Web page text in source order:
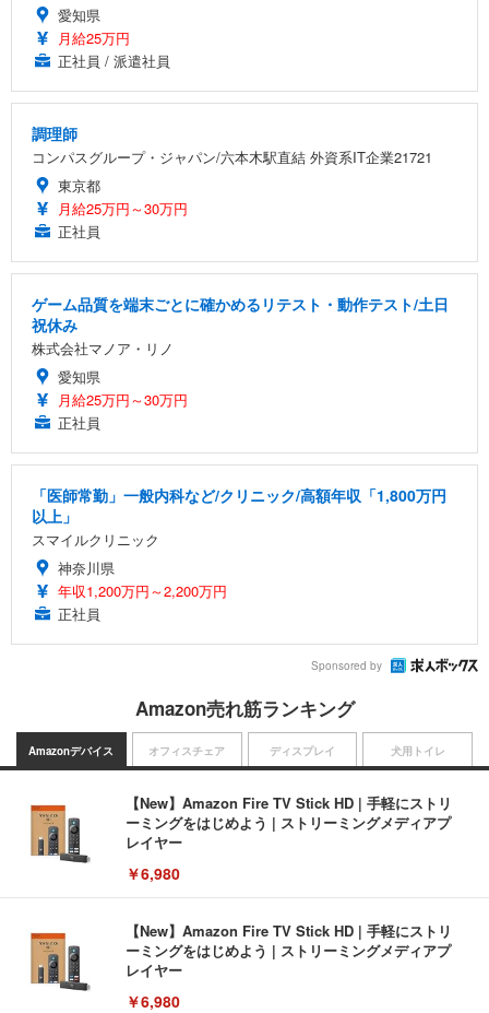
愛知県
月給25万円
正社員 / 派遣社員
調理師
コンパスグループ・ジャパン/六本木駅直結 外資系IT企業21721
東京都
月給25万円～30万円
正社員
ゲーム品質を端末ごとに確かめるリテスト・動作テスト/土日
祝休み
株式会社マノア・リノ
愛知県
月給25万円～30万円
正社員
「医師常勤」一般内科など/クリニック/高額年収「1,800万円
以上」
スマイルクリニック
神奈川県
年収1,200万円～2,200万円
正社員
Sponsored by
Amazon売れ筋ランキング
Amazonデバイス
【New】Amazon Fire TV Stick HD | 手軽にストリ
ーミングをはじめよう | ストリーミングメディアプ
レイヤー
￥6,980
【New】Amazon Fire TV Stick HD | 手軽にストリ
ーミングをはじめよう | ストリーミングメディアプ
レイヤー
￥6,980
オフィスチェア ディスプレイ 犬用トイレ